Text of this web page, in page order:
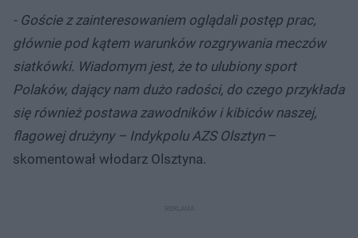
- Goście z zainteresowaniem oglądali postęp prac,
głównie pod kątem warunków rozgrywania meczów
siatkówki. Wiadomym jest, że to ulubiony sport
Polaków, dający nam dużo radości, do czego przykłada
się również postawa zawodników i kibiców naszej,
flagowej drużyny – Indykpolu AZS Olsztyn–
skomentował włodarz Olsztyna.